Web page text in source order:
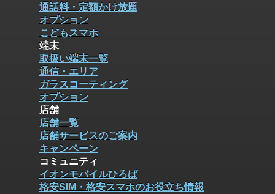
通話料・定額かけ放題
オプション
こどもスマホ
端末
取扱い端末一覧
通信・エリア
ガラスコーティング
オプション
店舗
店舗一覧
店舗サービスのご案内
キャンペーン
コミュニティ
イオンモバイルひろば
格安SIM・格安スマホのお役立ち情報